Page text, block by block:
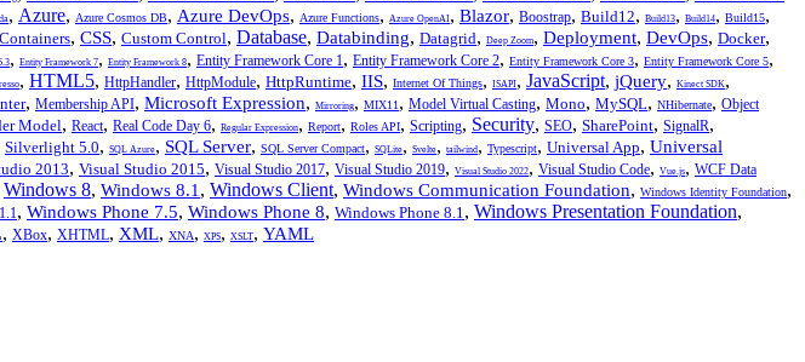
, Azure, Azure Cosmos DB, Azure DevOps, Azure Functions, Azure OpenAI, Blazor, Boostrap, Build12, Build13, Build14, Build15,
Containers, CSS, Custom Control, Database, Databinding, Datagrid, Deep Zoom, Deployment, DevOps, Docker,
, Entity Framework 7, Entity Framework 8, Entity Framework Core 1 , Entity Framework Core 2, Entity Framework Core 3, Entity Framework Core 5,
, HTML5, HttpHandler, HttpModule, HttpRuntime, IIS, Internet Of Things, ISAPI, JavaScript, jQuery, Kinect SDK,
, Membership API, Microsoft Expression, Mirroring, MIX11 , Model Virtual Casting, Mono, MySQL, NHibernate, Object
Model, React, Real Code Day 6, Regular Expression, Report, Roles API, Scripting, Security, SEO, SharePoint, SignalR,
Silverlight 5.0, SQL Azure, SQL Server, SQL Server Compact, SQLite, Svelte, tailwind, Typescript, Universal App, Universal
2013, Visual Studio 2015, Visual Studio 2017, Visual Studio 2019, Visual Studio 2022, Visual Studio Code, Vue.js, WCF Data
Windows 8, Windows 8.1 , Windows Client, Windows Communication Foundation, Windows Identity Foundation,
, Windows Phone 7.5, Windows Phone 8, Windows Phone 8.1 , Windows Presentation Foundation,
, XBox, XHTML, XML, XNA, XPS, XSLT, YAML